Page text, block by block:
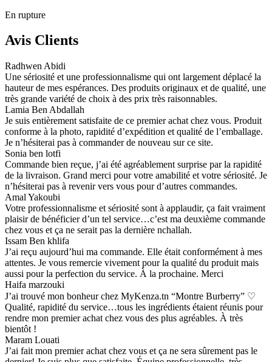
En rupture
Avis Clients
Radhwen Abidi
Une sériosité et une professionnalisme qui ont largement déplacé la
hauteur de mes espérances. Des produits originaux et de qualité, une
très grande variété de choix à des prix très raisonnables.
Lamia Ben Abdallah
Je suis entièrement satisfaite de ce premier achat chez vous. Produit
conforme à la photo, rapidité d’expédition et qualité de l’emballage.
Je n’hésiterai pas à commander de nouveau sur ce site.
Sonia ben lotfi
Commande bien reçue, j’ai été agréablement surprise par la rapidité
de la livraison. Grand merci pour votre amabilité et votre sériosité. Je
n’hésiterai pas à revenir vers vous pour d’autres commandes.
Amal Yakoubi
Votre professionnalisme et sériosité sont à applaudir, ça fait vraiment
plaisir de bénéficier d’un tel service…c’est ma deuxième commande
chez vous et ça ne serait pas la dernière nchallah.
Issam Ben khlifa
J’ai reçu aujourd’hui ma commande. Elle était conformément à mes
attentes. Je vous remercie vivement pour la qualité du produit mais
aussi pour la perfection du service. À la prochaine. Merci
Haifa marzouki
J’ai trouvé mon bonheur chez MyKenza.tn “Montre Burberry” ♡
Qualité, rapidité du service…tous les ingrédients étaient réunis pour
rendre mon premier achat chez vous des plus agréables. À très
bientôt !
Maram Louati
J’ai fait mon premier achat chez vous et ça ne sera sûrement pas le